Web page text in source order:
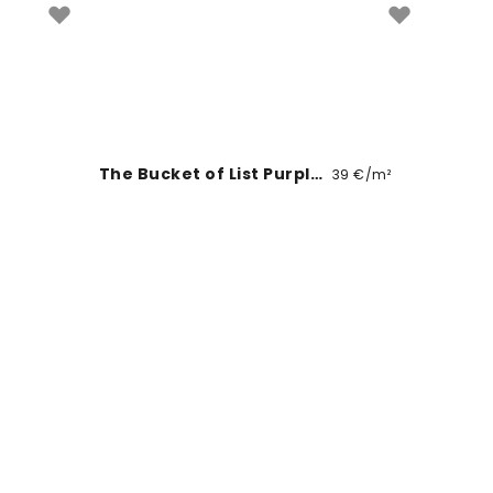
The Bucket of List Purple Peach 39 €/m²
Boat Sunset 39 €/m²